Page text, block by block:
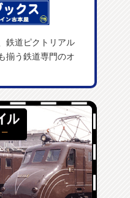
鉄道ピクトリアル
揃う鉄道専門のオ